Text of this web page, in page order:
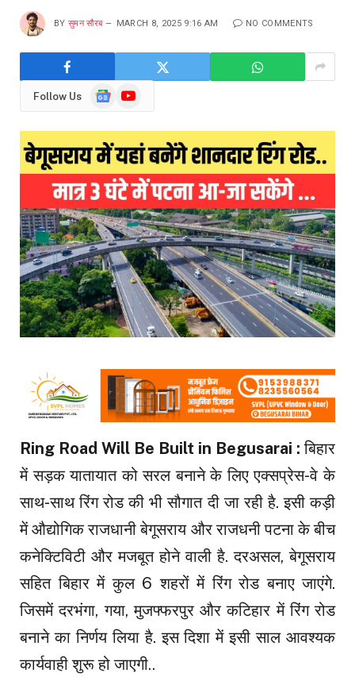
BY सुमन सौरब MARCH 8, 2025 9:16 AM NO COMMENTS
Follow Us
GoogleYouTube
Ring Road Will Be Built in Begusarai : बिहार
में सड़क यातायात को सरल बनाने के लिए एक्सप्रेस-वे के
साथ-साथ रिंग रोड की भी सौगात दी जा रही है. इसी कड़ी
में औद्योगिक राजधानी बेगूसराय और राजधनी पटना के बीच
कनेक्टिविटी और मजबूत होने वाली है. दरअसल, बेगूसराय
सहित बिहार में कुल 6 शहरों में रिंग रोड बनाए जाएंगे.
जिसमें दरभंगा, गया, मुजफ्फरपुर और कटिहार में रिंग रोड
बनाने का निर्णय लिया है. इस दिशा में इसी साल आवश्यक
कार्यवाही शुरू हो जाएगी..